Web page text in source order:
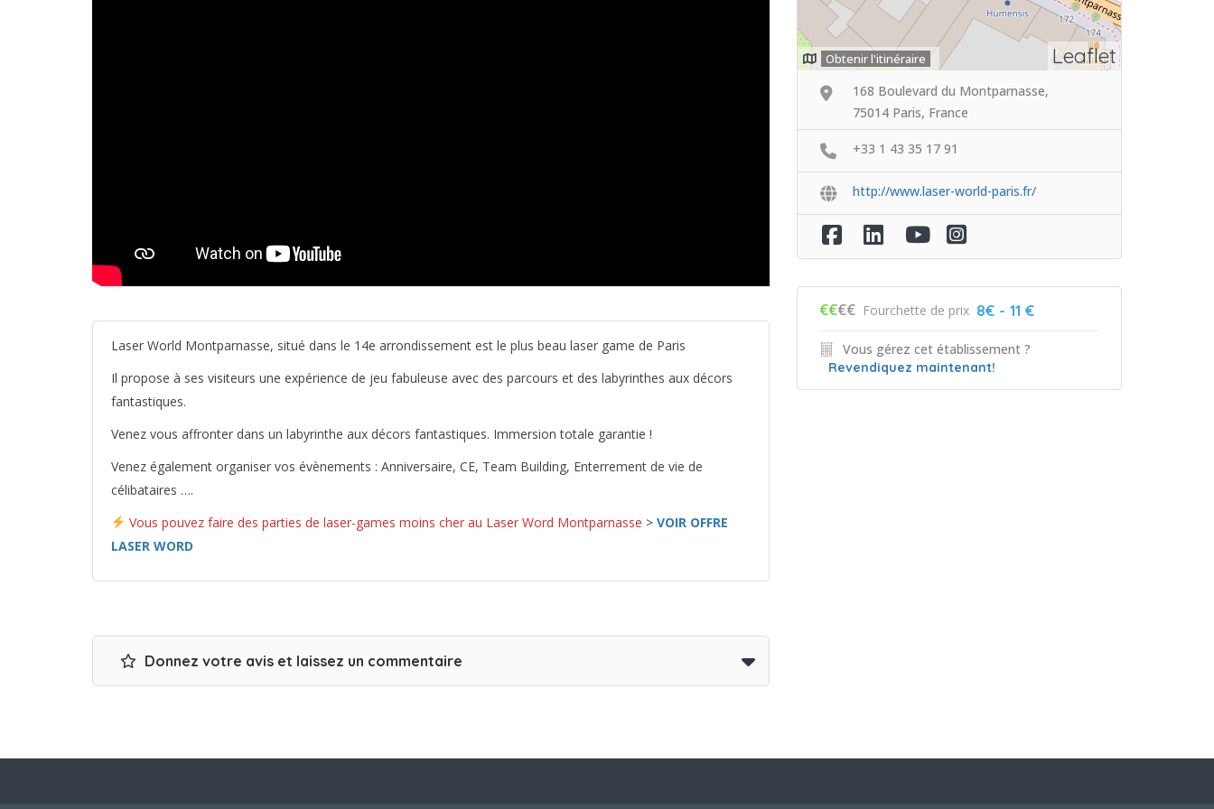
Laser World Montparnasse, situé dans le 14e arrondissement est le plus beau laser game de Paris
Il propose à ses visiteurs une expérience de jeu fabuleuse avec des parcours et des labyrinthes aux décors
fantastiques.
Venez vous affronter dans un labyrinthe aux décors fantastiques. Immersion totale garantie !
Venez également organiser vos évènements : Anniversaire, CE, Team Building, Enterrement de vie de
célibataires ….
Vous pouvez faire des parties de laser-games moins cher au Laser Word Montparnasse > VOIR OFFRE
LASER WORD
Donnez votre avis et laissez un commentaire
Leaflet
Obtenir l'itinéraire
168 Boulevard du Montparnasse,
75014 Paris, France
+33 1 43 35 17 91
http://www.laser-world-paris.fr/
€€€€ Fourchette de prix 8€ - 11 €
Vous gérez cet établissement ?
Revendiquez maintenant!